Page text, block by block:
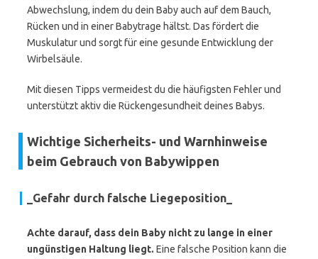
Abwechslung, indem du dein Baby auch auf dem Bauch,
Rücken und in einer Babytrage hältst. Das fördert die
Muskulatur und sorgt für eine gesunde Entwicklung der
Wirbelsäule.
Mit diesen Tipps vermeidest du die häufigsten Fehler und
unterstützt aktiv die Rückengesundheit deines Babys.
Wichtige Sicherheits- und Warnhinweise
beim Gebrauch von Babywippen
_Gefahr durch falsche Liegeposition_
Achte darauf, dass dein Baby nicht zu lange in einer
ungünstigen Haltung liegt. Eine falsche Position kann die